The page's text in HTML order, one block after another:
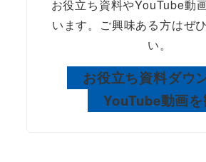
お役立ち資料やYouTube動
います。ご興味ある方はぜ
い。
お役立ち資料ダウ
YouTube動画